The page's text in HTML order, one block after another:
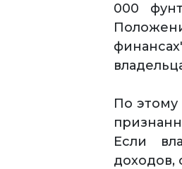
000
По
Если
доходов,